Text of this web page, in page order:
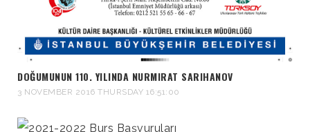
DOĞUMUNUN 110. YILINDA NURMIRAT SARIHANOV
3 NOVEMBER 2016 THURSDAY 16:51:00